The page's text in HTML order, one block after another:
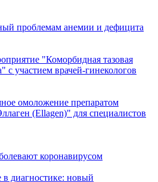
проблемам анемии и дефицита
"Коморбидная тазовая
с участием врачей-гинекологов
омоложение препаратом
(Ellagen)" для специалистов
коронавирусом
в диагностике: новый